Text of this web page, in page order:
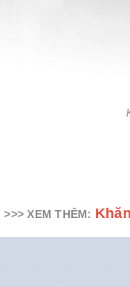
>>> XEM THÊM: